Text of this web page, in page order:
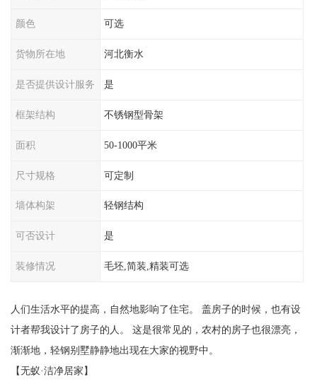
颜色 可选
货物所在地 河北衡水
是否提供设计服务 是
框架结构 不锈钢型骨架
面积 50-1000平米
尺寸规格 可定制
墙体构架 轻钢结构
可否设计 是
装修情况 毛坯,简装,精装可选
人们生活水平的提高，自然地影响了住宅。 盖房子的时候，也有设
计者帮我设计了房子的人。 这是很常见的，农村的房子也很漂亮，
渐渐地，轻钢别墅静静地出现在大家的视野中。
【无蚁·洁净居家】